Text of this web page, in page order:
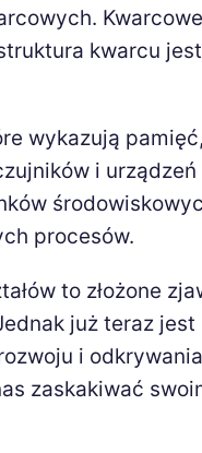
kwarcu
wykazują
i
procesów.
to złożone
już teraz
i
zaskakiwać